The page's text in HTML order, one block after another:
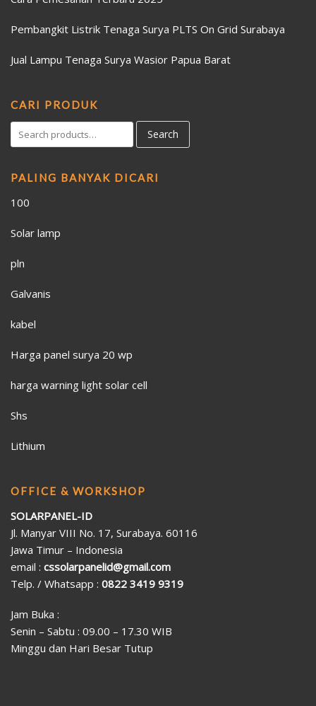
Pembangkit Listrik Tenaga Surya PLTS On Grid Surabaya
Jual Lampu Tenaga Surya Wasior Papua Barat
CARI PRODUK
Search
PALING BANYAK DICARI
100
Solar lamp
pln
Galvanis
kabel
Harga panel surya 20 wp
harga warning light solar cell
Shs
Lithium
OFFICE & WORKSHOP
SOLARPANEL-ID
Jl. Manyar VIII No. 17, Surabaya. 60116
Jawa Timur – Indonesia
email : cssolarpanelid@gmail.com
Telp. / Whatsapp : 0822 3419 9319
Jam Buka :
Senin – Sabtu : 09.00 – 17.30 WIB
Minggu dan Hari Besar Tutup